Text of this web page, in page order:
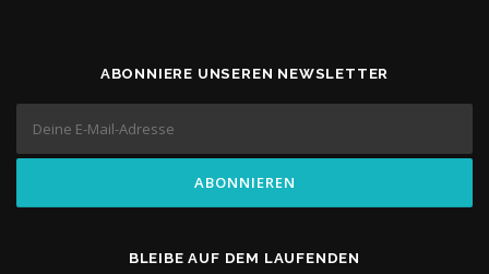
ABONNIERE UNSEREN NEWSLETTER
BLEIBE AUF DEM LAUFENDEN